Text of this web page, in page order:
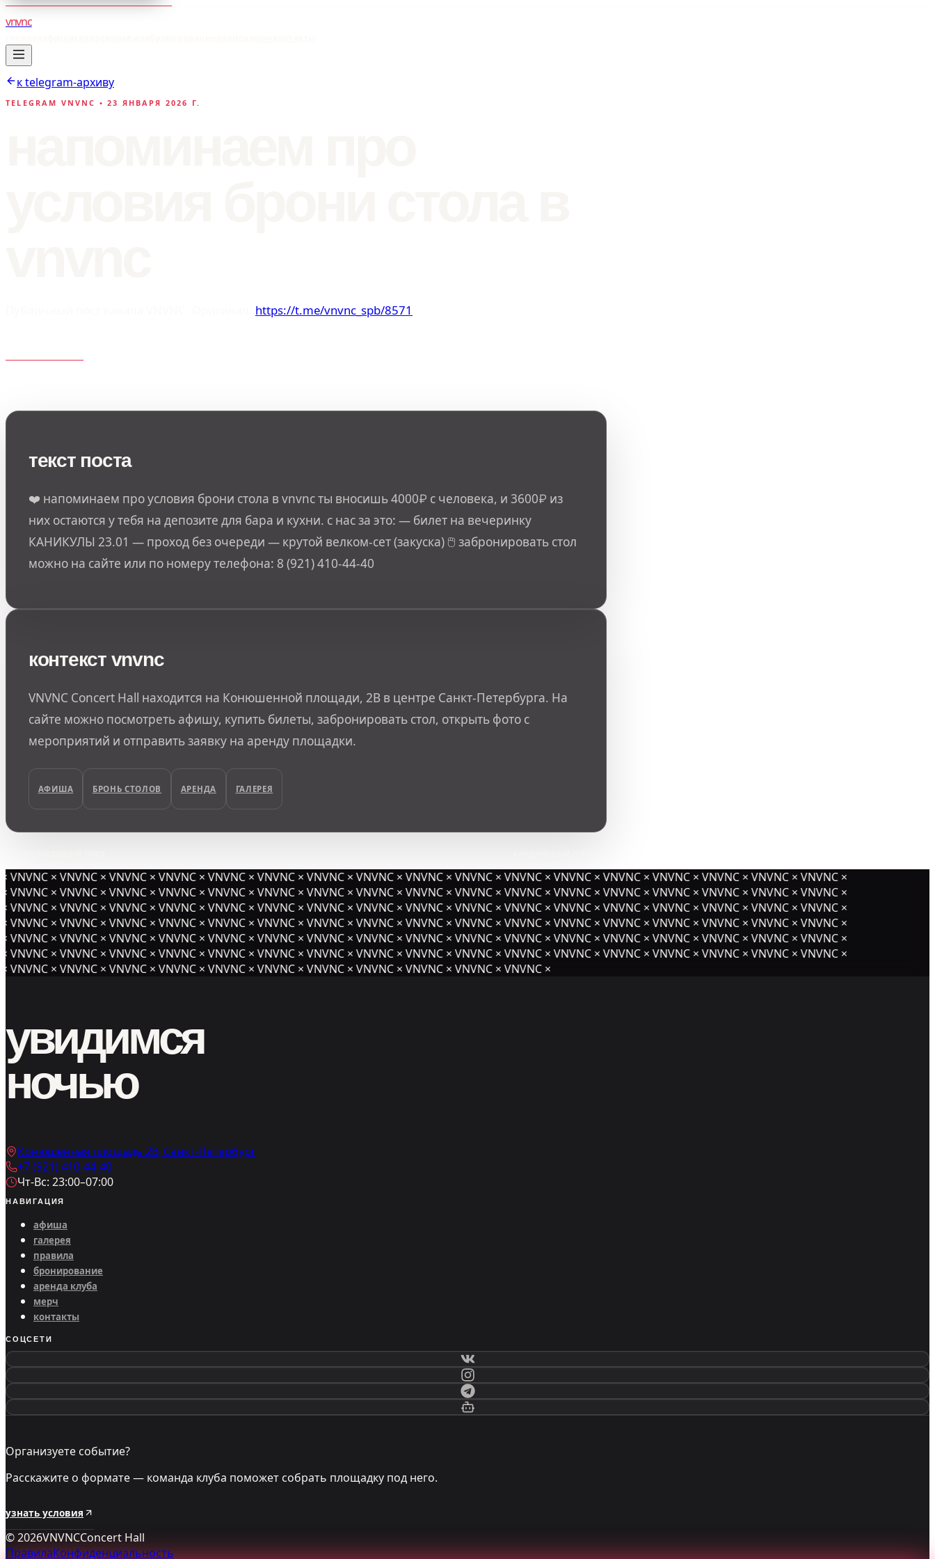
vnvnc
к telegram-архиву
TELEGRAM VNVNC • 23 ЯНВАРЯ 2026 Г.
https://t.me/vnvnc_spb/8571
текст поста
❤️ напоминаем про условия брони стола в vnvnc ты вносишь 4000₽ с человека, и 3600₽ из
них остаются у тебя на депозите для бара и кухни. с нас за это: — билет на вечеринку
КАНИКУЛЫ 23.01 — проход без очереди — крутой велком-сет (закуска) 🖱 забронировать стол
можно на сайте или по номеру телефона: 8 (921) 410-44-40
контекст vnvnc
VNVNC Concert Hall находится на Конюшенной площади, 2В в центре Санкт-Петербурга. На
сайте можно посмотреть афишу, купить билеты, забронировать стол, открыть фото с
мероприятий и отправить заявку на аренду площадки.
АФИША БРОНЬ СТОЛОВ АРЕНДА ГАЛЕРЕЯ
VNVNC × VNVNC × VNVNC × VNVNC × VNVNC × VNVNC × VNVNC × VNVNC × VNVNC × VNVNC × VNVNC × VNVNC × VNVNC × VNVNC × VNVNC × VNVNC × VNVNC ×
VNVNC × VNVNC × VNVNC × VNVNC × VNVNC × VNVNC × VNVNC × VNVNC × VNVNC × VNVNC × VNVNC × VNVNC × VNVNC × VNVNC × VNVNC × VNVNC × VNVNC ×
VNVNC × VNVNC × VNVNC × VNVNC × VNVNC × VNVNC × VNVNC × VNVNC × VNVNC × VNVNC × VNVNC × VNVNC × VNVNC × VNVNC × VNVNC × VNVNC × VNVNC ×
VNVNC × VNVNC × VNVNC × VNVNC × VNVNC ×VNVNC × VNVNC × VNVNC × VNVNC × VNVNC × VNVNC × VNVNC × VNVNC × VNVNC × VNVNC × VNVNC × VNVNC ×
VNVNC × VNVNC × VNVNC × VNVNC × VNVNC × VNVNC × VNVNC × VNVNC × VNVNC × VNVNC × VNVNC × VNVNC × VNVNC × VNVNC × VNVNC × VNVNC × VNVNC ×
VNVNC × VNVNC × VNVNC × VNVNC × VNVNC × VNVNC × VNVNC × VNVNC × VNVNC × VNVNC × VNVNC × VNVNC × VNVNC × VNVNC × VNVNC × VNVNC × VNVNC ×
VNVNC × VNVNC × VNVNC × VNVNC × VNVNC × VNVNC × VNVNC × VNVNC × VNVNC × VNVNC × VNVNC ×
увидимся
ночью
Конюшенная площадь 2В, Санкт-Петербург
+7 (921) 410-44-40
Чт-Вс: 23:00–07:00
НАВИГАЦИЯ
афиша
галерея
правила
бронирование
аренда клуба
мерч
контакты
СОЦСЕТИ
Организуете событие?
Расскажите о формате — команда клуба поможет собрать площадку под него.
узнать условия
©2026VNVNCConcert Hall
ПравилаКонфиденциальность